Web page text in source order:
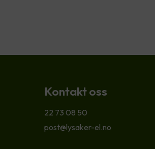
Kontakt oss
22 73 08 50
post@lysaker-el.no